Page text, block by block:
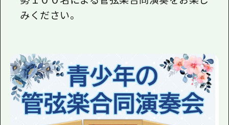
関連リンク
みください。